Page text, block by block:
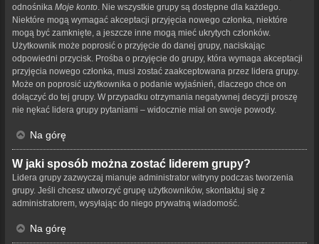
odnośnika Moje konto . Nie wszystkie grupy są dostępne dla każdego.
Niektóre mogą wymagać akceptacji przyjęcia nowego członka, niektóre
mogą być zamknięte, a jeszcze inne mogą mieć ukrytych członków.
Użytkownik może poprosić o przyjęcie do danej grupy, naciskając
odpowiedni przycisk. Prośba o przyjęcie do grupy, która wymaga akceptacji
przyjęcia nowego członka, musi zostać zaakceptowana przez lidera grupy.
Może on poprosić użytkownika o podanie wyjaśnień, dlaczego chce on
dołączyć do tej grupy. W przypadku otrzymania negatywnej decyzji proszę
nie nękać lidera grupy pytaniami – widocznie miał on swoje powody.
Na górę
W jaki sposób można zostać liderem grupy?
Lidera grupy zazwyczaj mianuje administrator witryny podczas tworzenia
grupy. Jeśli chcesz utworzyć grupę użytkowników, skontaktuj się z
administratorem, wysyłając do niego prywatną wiadomość.
Na górę